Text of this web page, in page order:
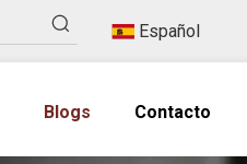
Español
Blogs Contacto